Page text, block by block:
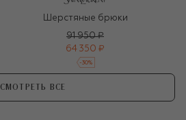
Шерстяные брюки
91 950 ₽
64 350 ₽
-30%
СМОТРЕТЬ ВСЕ